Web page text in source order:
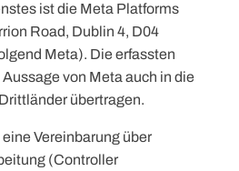
ist die Meta Platforms
Road, Dublin 4, D04
Meta). Die erfassten
von Meta auch in die
übertragen.
Vereinbarung über
(Controller